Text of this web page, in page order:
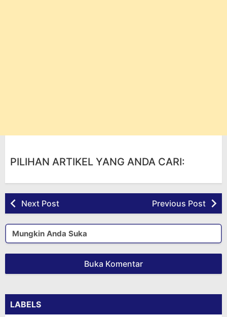
PILIHAN ARTIKEL YANG ANDA CARI:
Next Post Previous Post
Mungkin Anda Suka
Buka Komentar
LABELS